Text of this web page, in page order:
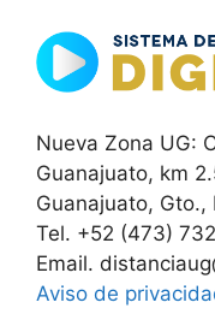
Nueva Zona UG:
Guanajuato, km
Guanajuato, Gto.,
Tel. +52 (473)
Email.
Aviso de